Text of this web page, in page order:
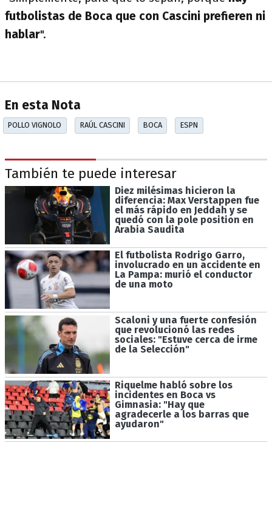
futbolistas de Boca que con Cascini prefieren ni
hablar".
En esta Nota
POLLO VIGNOLO RAÚL CASCINI BOCA ESPN
También te puede interesar
Diez milésimas hicieron la
diferencia: Max Verstappen fue
el más rápido en Jeddah y se
quedó con la pole position en
Arabia Saudita
El futbolista Rodrigo Garro,
involucrado en un accidente en
La Pampa: murió el conductor
de una moto
Scaloni y una fuerte confesión
que revolucionó las redes
sociales: "Estuve cerca de irme
de la Selección"
Riquelme habló sobre los
incidentes en Boca vs
Gimnasia: "Hay que
agradecerle a los barras que
ayudaron"